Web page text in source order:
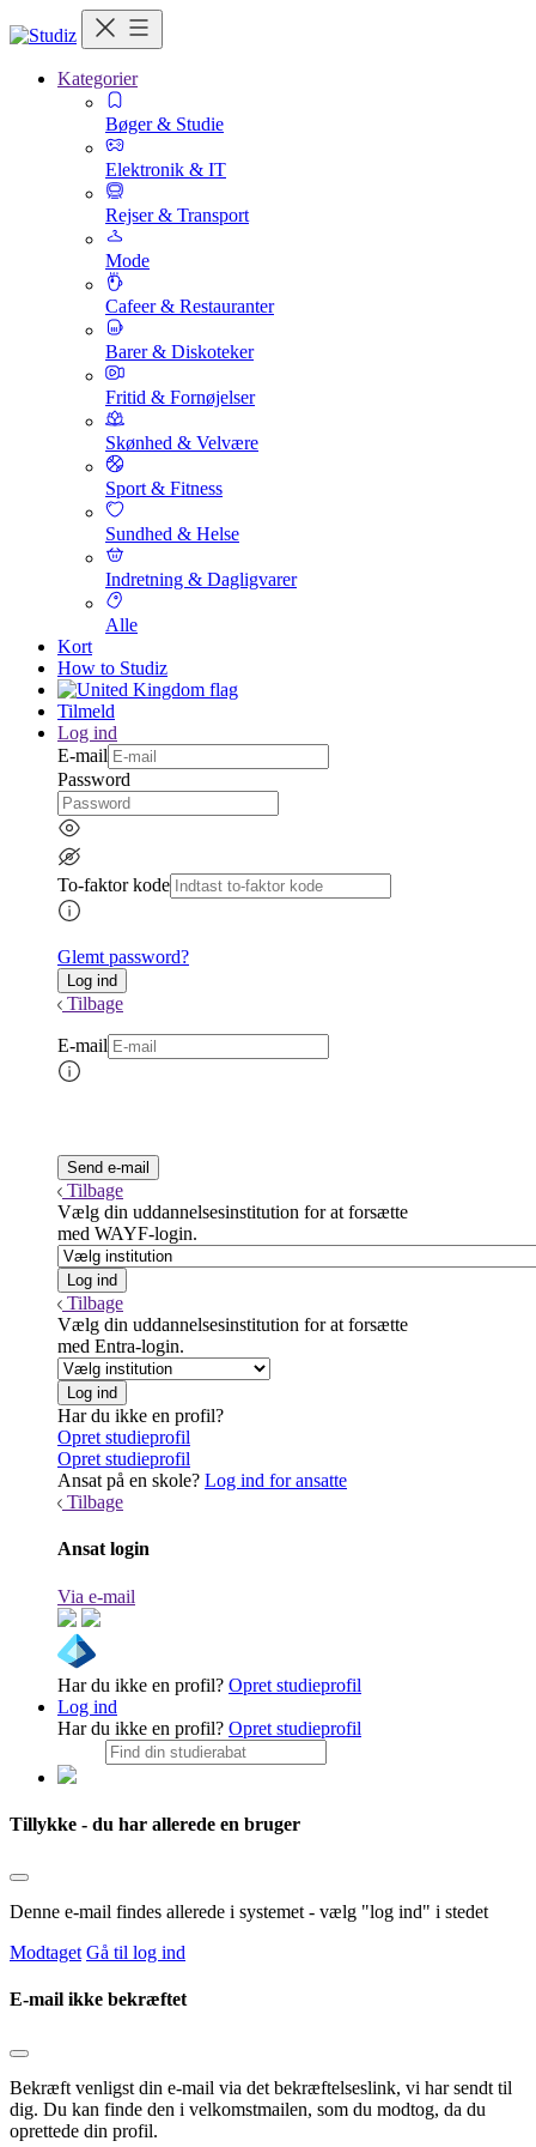
Kategorier
Bøger & Studie
Elektronik & IT
Rejser & Transport
Mode
Cafeer & Restauranter
Barer & Diskoteker
Fritid & Fornøjelser
Skønhed & Velvære
Sport & Fitness
Sundhed & Helse
Indretning & Dagligvarer
Alle
Kort
How to Studiz
Tilmeld
Log ind
E-mail
Password
To-faktor kode
Glemt password?
Tilbage
E-mail
Tilbage
Vælg din uddannelsesinstitution for at forsætte
med WAYF-login.
Tilbage
Vælg din uddannelsesinstitution for at forsætte
med Entra-login.
Har du ikke en profil?
Opret studieprofil
Opret studieprofil
Ansat på en skole? Log ind for ansatte
Tilbage
Ansat login
Via e-mail
Har du ikke en profil? Opret studieprofil
Log ind
Har du ikke en profil? Opret studieprofil
Tillykke - du har allerede en bruger
Denne e-mail findes allerede i systemet - vælg "log ind" i stedet
Modtaget Gå til log ind
E-mail ikke bekræftet
Bekræft venligst din e-mail via det bekræftelseslink, vi har sendt til
dig. Du kan finde den i velkomstmailen, som du modtog, da du
oprettede din profil.